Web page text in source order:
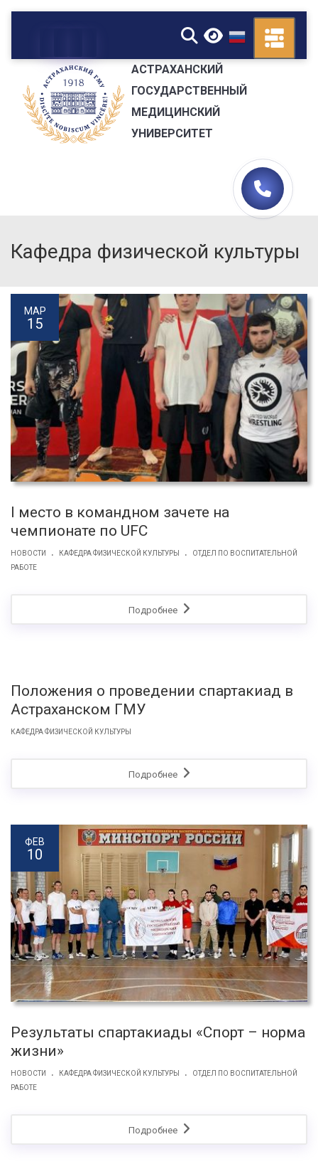
▼
АСТРАХАНСКИЙ
ГОСУДАРСТВЕННЫЙ
МЕДИЦИНСКИЙ
УНИВЕРСИТЕТ
Кафедра физической культуры
МАР
15
I место в командном зачете на
чемпионате по UFC
НОВОСТИ . КАФЕДРА ФИЗИЧЕСКОЙ КУЛЬТУРЫ .
ОТДЕЛ ПО ВОСПИТАТЕЛЬНОЙ
РАБОТЕ
Подробнее
Положения о проведении спартакиад в
Астраханском ГМУ
КАФЕДРА ФИЗИЧЕСКОЙ КУЛЬТУРЫ
Подробнее
ФЕВ
10
Результаты спартакиады «Спорт – норма
жизни»
НОВОСТИ . КАФЕДРА ФИЗИЧЕСКОЙ КУЛЬТУРЫ .
ОТДЕЛ ПО ВОСПИТАТЕЛЬНОЙ
РАБОТЕ
Подробнее